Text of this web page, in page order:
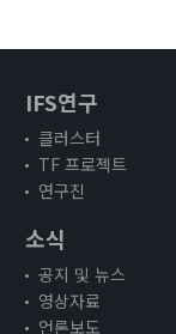
IFS연구
클러스터
TF 프로젝트
연구진
소식
공지 및 뉴스
영상자료
언론보도